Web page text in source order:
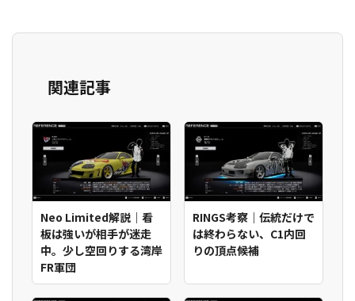
関連記事
Neo Limited解説｜看
板は強いが相手が迷走
中。少し空回りする湾岸
FR軍団
RINGS考察｜伝統だけで
は終わらない、C1内回
りの頂点候補